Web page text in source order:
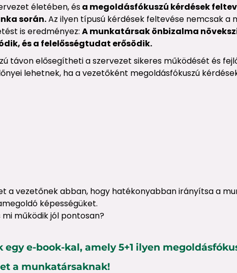
életében, ésa megoldásfókuszú kérdések
során.Az ilyen típusú kérdések feltevése nemcsak a
is eredményez: A munkatársak önbizalma
és a felelősségtudat erősödik.
távon elősegítheti a szervezet sikeres működését és
lehetnek, ha a vezetőként megoldásfókuszú
a vezetőnek abban, hogy hatékonyabban irányítsa a
képességüket.
működik jól pontosan?
e-book-kal, amely 5+1 ilyen
a munkatársaknak!